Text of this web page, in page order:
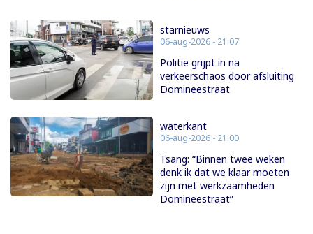
starnieuws
06-aug-2026 - 21:07
Politie grijpt in na
verkeerschaos door afsluiting
Domineestraat
waterkant
06-aug-2026 - 21:00
Tsang: “Binnen twee weken
denk ik dat we klaar moeten
zijn met werkzaamheden
Domineestraat”